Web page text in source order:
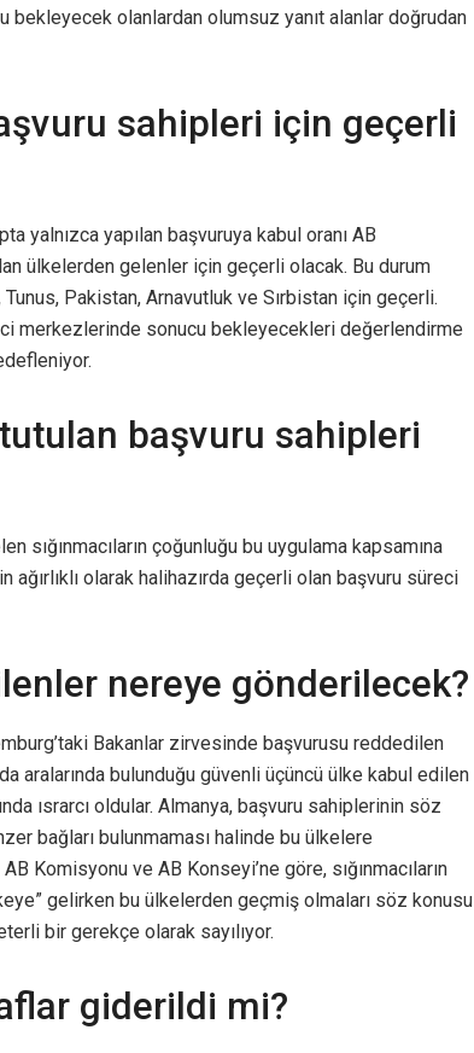
bekleyecek olanlardan olumsuz yanıt alanlar doğrudan
sahipleri için geçerli
yalnızca yapılan başvuruya kabul oranı AB
ülkelerden gelenler için geçerli olacak. Bu durum
Tunus, Pakistan, Arnavutluk ve Sırbistan için geçerli.
merkezlerinde sonucu bekleyecekleri değerlendirme
tutulan başvuru sahipleri
sığınmacıların çoğunluğu bu uygulama kapsamına
olarak halihazırda geçerli olan başvuru süreci
nereye gönderilecek?
Bakanlar zirvesinde başvurusu reddedilen
da aralarında bulunduğu güvenli üçüncü ülke kabul edilen
ısrarcı oldular. Almanya, başvuru sahiplerinin söz
bağları bulunmaması halinde bu ülkelere
Komisyonu ve AB Konseyi’ne göre, sığınmacıların
gelirken bu ülkelerden geçmiş olmaları söz konusu
bir gerekçe olarak sayılıyor.
giderildi mi?